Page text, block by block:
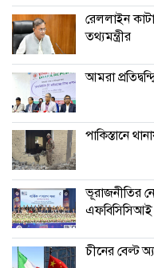
রেললাইন
তথ্যমন্ত্রীর
আমরা
পাকিস্তানে
ভূরাজনীতির
এফবিসিসিআই
চীনের বেল্ট